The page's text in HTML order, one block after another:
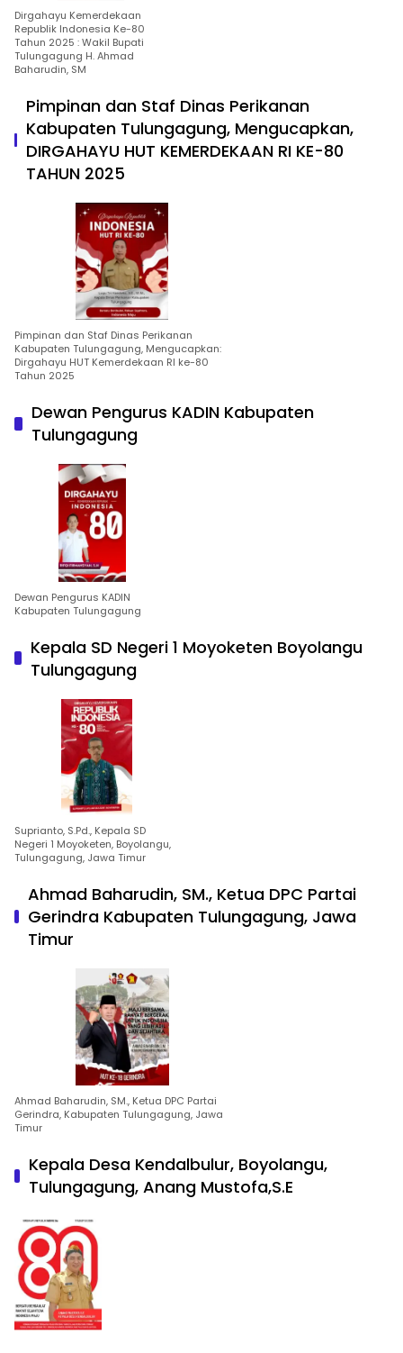
Dirgahayu Kemerdekaan
Republik Indonesia Ke-80
Tahun 2025 : Wakil Bupati
Tulungagung H. Ahmad
Baharudin, SM
Pimpinan dan Staf Dinas Perikanan
Kabupaten Tulungagung, Mengucapkan,
DIRGAHAYU HUT KEMERDEKAAN RI KE-80
TAHUN 2025
Pimpinan dan Staf Dinas Perikanan
Kabupaten Tulungagung, Mengucapkan:
Dirgahayu HUT Kemerdekaan RI ke-80
Tahun 2025
Dewan Pengurus KADIN Kabupaten
Tulungagung
Dewan Pengurus KADIN
Kabupaten Tulungagung
Kepala SD Negeri 1 Moyoketen Boyolangu
Tulungagung
Suprianto, S.Pd., Kepala SD
Negeri 1 Moyoketen, Boyolangu,
Tulungagung, Jawa Timur
Ahmad Baharudin, SM., Ketua DPC Partai
Gerindra Kabupaten Tulungagung, Jawa
Timur
Ahmad Baharudin, SM., Ketua DPC Partai
Gerindra, Kabupaten Tulungagung, Jawa
Timur
Kepala Desa Kendalbulur, Boyolangu,
Tulungagung, Anang Mustofa,S.E